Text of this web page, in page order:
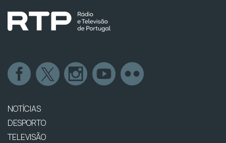
NOTÍCIAS
DESPORTO
TELEVISÃO